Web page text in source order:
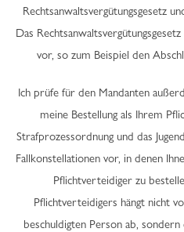
Rechtsanwaltsvergütungsgesetz
Das
vor, so zum Beispiel den
Ich prüfe für den Mandanten
meine Bestellung als Ihrem
Strafprozessordnung und das
Fallkonstellationen vor, in denen
Pflichtverteidiger zu
Pflichtverteidigers hängt nicht
beschuldigten Person ab,